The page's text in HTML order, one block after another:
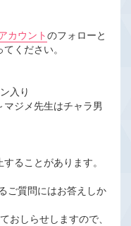
カウントのフォローと
ください。
入り
マジメ先生はチャラ男
ることがあります。
ご質問にはお答えしか
おしらせしますので、